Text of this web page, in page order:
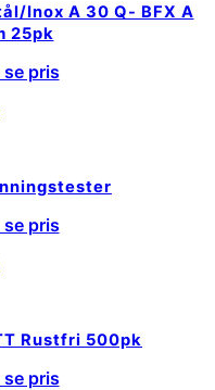
Inox A 30 Q- BFX A
25pk
pris
pris
Rustfri 500pk
pris